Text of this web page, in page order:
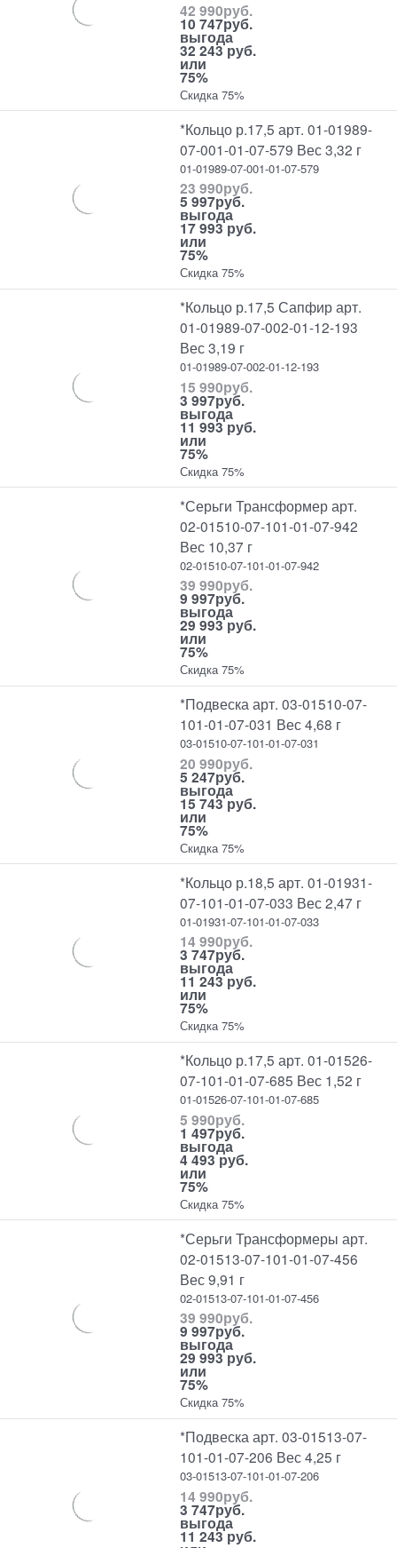
42 990руб.
10 747руб.
выгода
32 243 руб.
или
75%
Скидка 75%
*Кольцо р.17,5 арт. 01-01989-
07-001-01-07-579 Вес 3,32 г
01-01989-07-001-01-07-579
23 990руб.
5 997руб.
выгода
17 993 руб.
или
75%
Скидка 75%
*Кольцо р.17,5 Сапфир арт.
01-01989-07-002-01-12-193
Вес 3,19 г
01-01989-07-002-01-12-193
15 990руб.
3 997руб.
выгода
11 993 руб.
или
75%
Скидка 75%
*Серьги Трансформер арт.
02-01510-07-101-01-07-942
Вес 10,37 г
02-01510-07-101-01-07-942
39 990руб.
9 997руб.
выгода
29 993 руб.
или
75%
Скидка 75%
*Подвеска арт. 03-01510-07-
101-01-07-031 Вес 4,68 г
03-01510-07-101-01-07-031
20 990руб.
5 247руб.
выгода
15 743 руб.
или
75%
Скидка 75%
*Кольцо р.18,5 арт. 01-01931-
07-101-01-07-033 Вес 2,47 г
01-01931-07-101-01-07-033
14 990руб.
3 747руб.
выгода
11 243 руб.
или
75%
Скидка 75%
*Кольцо р.17,5 арт. 01-01526-
07-101-01-07-685 Вес 1,52 г
01-01526-07-101-01-07-685
5 990руб.
1 497руб.
выгода
4 493 руб.
или
75%
Скидка 75%
*Серьги Трансформеры арт.
02-01513-07-101-01-07-456
Вес 9,91 г
02-01513-07-101-01-07-456
39 990руб.
9 997руб.
выгода
29 993 руб.
или
75%
Скидка 75%
*Подвеска арт. 03-01513-07-
101-01-07-206 Вес 4,25 г
03-01513-07-101-01-07-206
14 990руб.
3 747руб.
выгода
11 243 руб.